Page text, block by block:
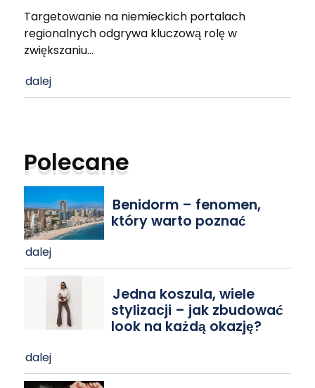
Targetowanie na niemieckich portalach
regionalnych odgrywa kluczową rolę w
zwiększaniu…
dalej
Polecane
Benidorm – fenomen,
który warto poznać
dalej
Jedna koszula, wiele
stylizacji – jak zbudować
look na każdą okazję?
dalej